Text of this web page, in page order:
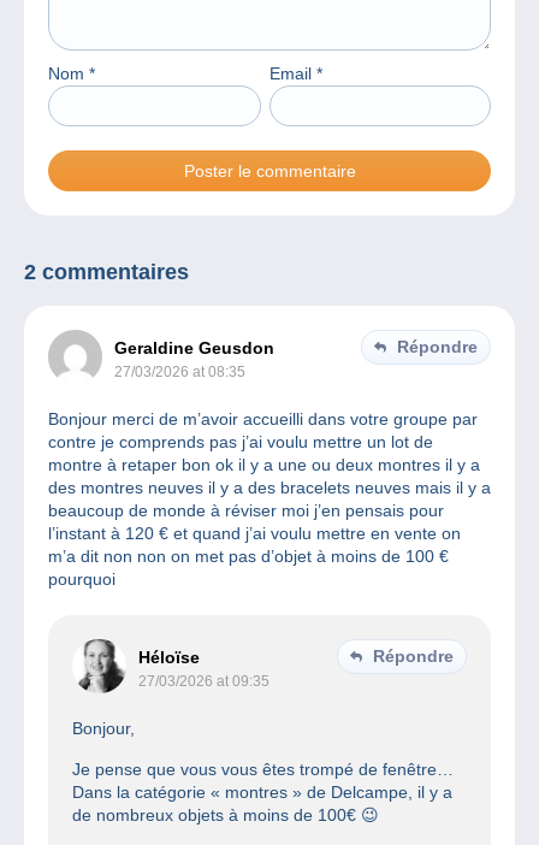
Nom * Email *
2 commentaires
Geraldine Geusdon
27/03/2026 at 08:35
Répondre
Bonjour merci de m’avoir accueilli dans votre groupe par
contre je comprends pas j’ai voulu mettre un lot de
montre à retaper bon ok il y a une ou deux montres il y a
des montres neuves il y a des bracelets neuves mais il y a
beaucoup de monde à réviser moi j’en pensais pour
l’instant à 120 € et quand j’ai voulu mettre en vente on
m’a dit non non on met pas d’objet à moins de 100 €
pourquoi
Héloïse
27/03/2026 at 09:35
Répondre
Bonjour,
Je pense que vous vous êtes trompé de fenêtre…
Dans la catégorie « montres » de Delcampe, il y a
de nombreux objets à moins de 100€ 😉